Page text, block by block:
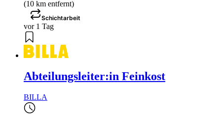
(10 km entfernt)
Schichtarbeit
vor 1 Tag
Abteilungsleiter:in Feinkost
BILLA